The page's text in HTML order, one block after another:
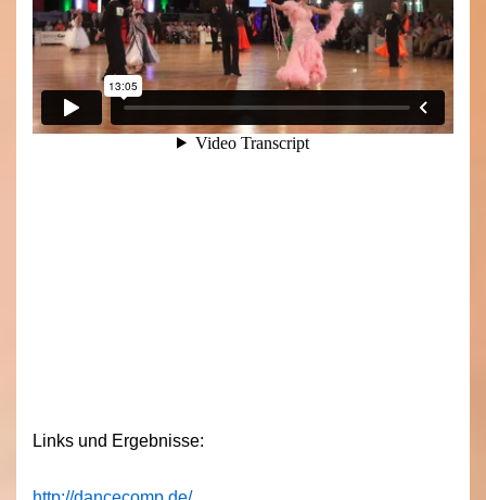
Links und Ergebnisse: